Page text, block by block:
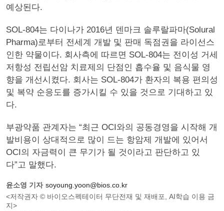
예상된다.
SOL-804는 다이나가 2016년 덴마크 솔루랄파마(Solural
Pharma)로부터 전세계 개발 및 판매 독점권을 라이선스
인한 약물이다. 회사측에 따르면 SOL-804는 전이성 거세
저항성 전립선암 치료제의 단점인 흡수율 및 음식물 영
향을 개선시켰다. 회사는 SOL-804가 환자의 복용 편의성
및 복약 순응도를 증가시킬 수 있을 것으로 기대하고 있
다.
부광약품 관계자는 “최근 OCI와의 공동경영을 시작해 개
발비용이 상대적으로 많이 드는 항암제 개발에 있어서
OCI의 자금력이 큰 무기가 될 것이라고 판단하고 있
다”고 말했다.
윤소영 기자 soyoung.yoon@bios.co.kr
<저작권자 © 바이오스펙테이터 무단전재 및 재배포, AI학습 이용 금
지>